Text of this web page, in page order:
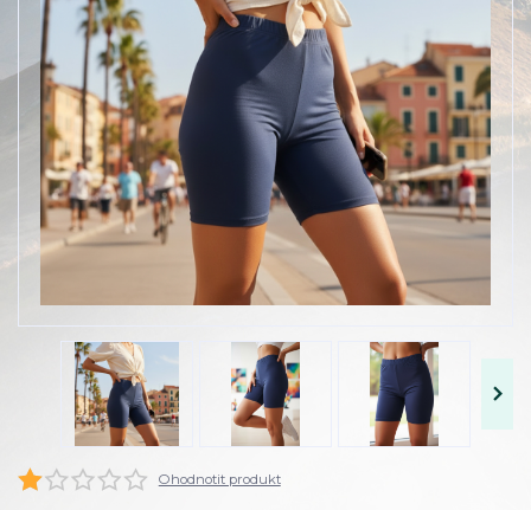
Ohodnotit produkt